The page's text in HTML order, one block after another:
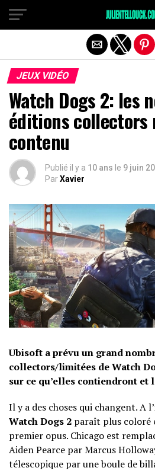
JEUX VIDÉO
Watch Dogs 2: les
éditions collectors
contenu
Publié il y a 10 ans le 9 juin
ParXavier
Ubisoft a prévu un grand
collectors/limitées de Watch
sur ce qu’elles contiendront et
Il y a des choses qui changent. A
Watch Dogs 2 paraît plus coloré
premier opus. Chicago est
Aiden Pearce par Marcus
télescopique par une boule de